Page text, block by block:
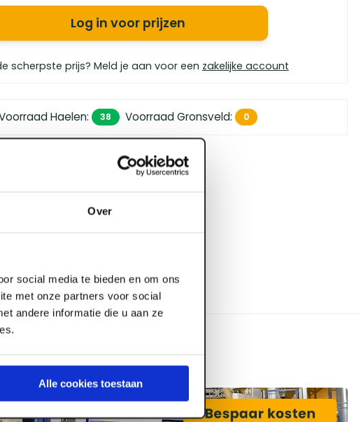
Over
social media te bieden en om ons
met onze partners voor social
andere informatie die u aan ze
Alle cookies toestaan
Log in voor prijzen
scherpste prijs? Meld je aan voor een zakelijke account
Haelen: 38 Voorraad Gronsveld: 0
vanaf € 450,- (zakelijk)
een 4.5 uit 5